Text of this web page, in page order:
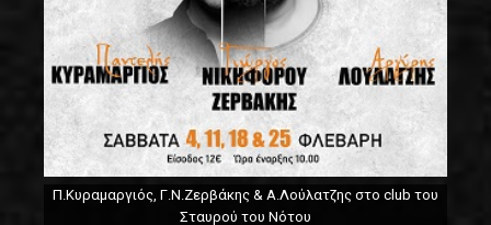
Π.Κυραμαργιός, Γ.Ν.Ζερβάκης & Α.Λούλατζης στο club του
Σταυρού του Νότου